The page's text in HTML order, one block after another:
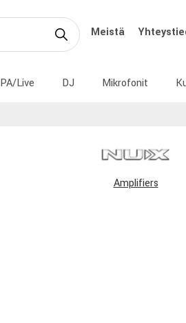
Meistä
PA/Live DJ Mikrofonit
Amplifiers